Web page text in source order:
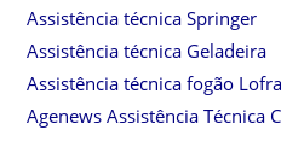
Assistência técnica Springer
Assistência técnica Geladeira
Assistência técnica fogão Lofra
Agenews Assistência Técnica